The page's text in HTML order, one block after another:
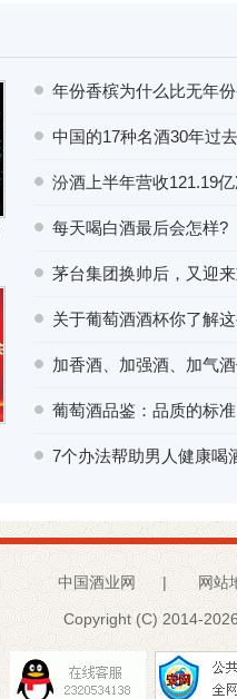
年份香槟为什么比无年
中国的17种名酒30年过
汾酒上半年营收121.19
每天喝白酒最后会怎样?
茅台集团换帅后，又迎
关于葡萄酒酒杯你了解
加香酒、加强酒、加气
葡萄酒品鉴：品质的标准
7个办法帮助男人健康喝
中国酒业网 | 网站
Copyright (C) 2014-